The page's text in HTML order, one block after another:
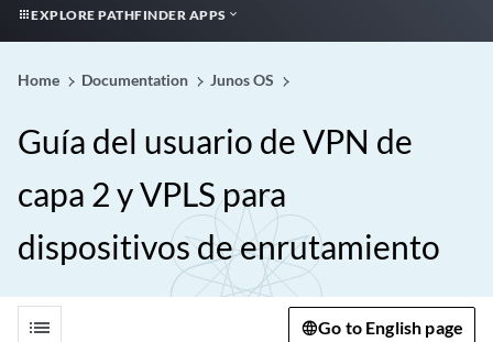
EXPLORE PATHFINDER APPS
Home Documentation Junos OS
Guía del usuario de VPN de
capa 2 y VPLS para
dispositivos de enrutamiento
list Go to English page